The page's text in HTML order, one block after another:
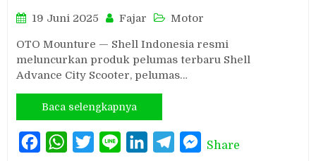
19 Juni 2025 Fajar Motor
OTO Mounture — Shell Indonesia resmi
meluncurkan produk pelumas terbaru Shell
Advance City Scooter, pelumas…
Baca selengkapnya
FacebookWhatsAppTwitterLine LinkedInTelegramMessenger
Share